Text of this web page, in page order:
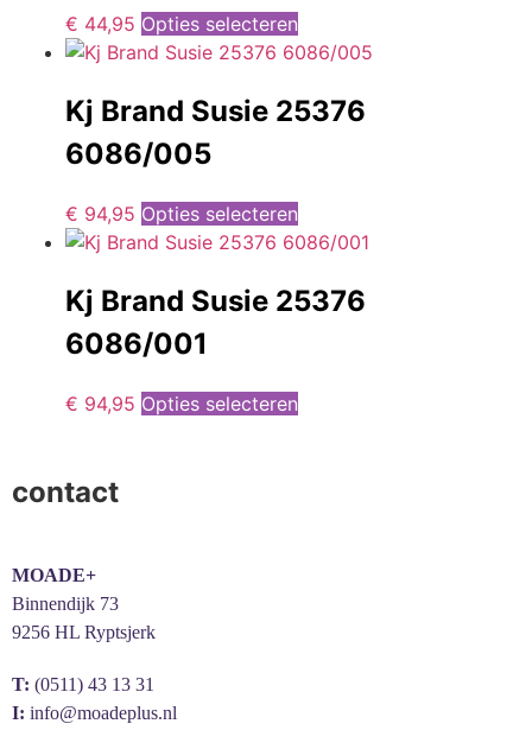
€ 44,95 Opties selecteren
Kj Brand Susie 25376
6086/005
€ 94,95 Opties selecteren
Kj Brand Susie 25376
6086/001
€ 94,95 Opties selecteren
contact
MOADE+
Binnendijk 73
9256 HL Ryptsjerk
T: (0511) 43 13 31
I: info@moadeplus.nl